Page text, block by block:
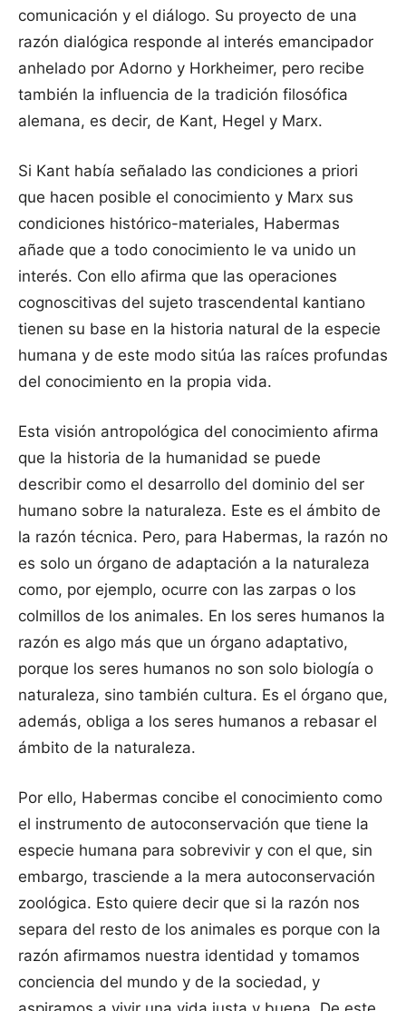
comunicación y el diálogo. Su proyecto de una
razón dialógica responde al interés emancipador
anhelado por Adorno y Horkheimer, pero recibe
también la influencia de la tradición filosófica
alemana, es decir, de Kant, Hegel y Marx.
Si Kant había señalado las condiciones a priori
que hacen posible el conocimiento y Marx sus
condiciones histórico-materiales, Habermas
añade que a todo conocimiento le va unido un
interés. Con ello afirma que las operaciones
cognoscitivas del sujeto trascendental kantiano
tienen su base en la historia natural de la especie
humana y de este modo sitúa las raíces profundas
del conocimiento en la propia vida.
Esta visión antropológica del conocimiento afirma
que la historia de la humanidad se puede
describir como el desarrollo del dominio del ser
humano sobre la naturaleza. Este es el ámbito de
la razón técnica. Pero, para Habermas, la razón no
es solo un órgano de adaptación a la naturaleza
como, por ejemplo, ocurre con las zarpas o los
colmillos de los animales. En los seres humanos la
razón es algo más que un órgano adaptativo,
porque los seres humanos no son solo biología o
naturaleza, sino también cultura. Es el órgano que,
además, obliga a los seres humanos a rebasar el
ámbito de la naturaleza.
Por ello, Habermas concibe el conocimiento como
el instrumento de autoconservación que tiene la
especie humana para sobrevivir y con el que, sin
embargo, trasciende a la mera autoconservación
zoológica. Esto quiere decir que si la razón nos
separa del resto de los animales es porque con la
razón afirmamos nuestra identidad y tomamos
conciencia del mundo y de la sociedad, y